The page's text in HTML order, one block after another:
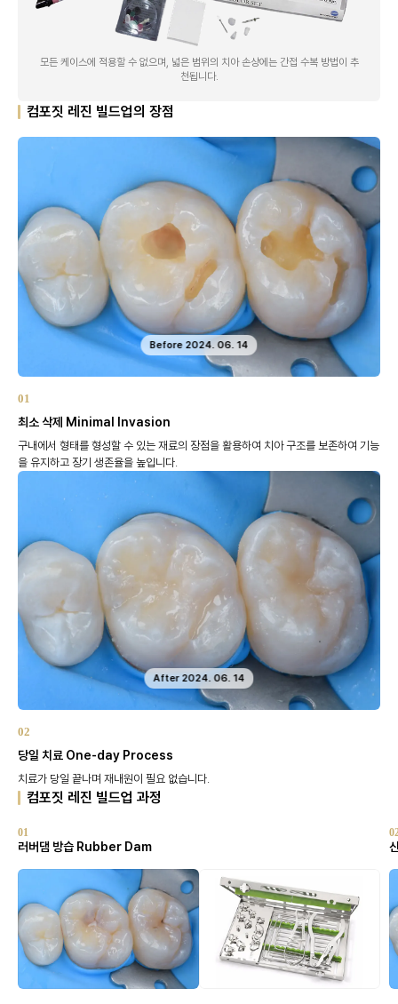
모든 케이스에 적용할 수 없으며, 넓은 범위의 치아 손상에는 간접 수복 방법이 추
천됩니다.
컴포짓 레진 빌드업의 장점
Before 2024. 06. 14
01
최소 삭제 Minimal Invasion
구내에서 형태를 형성할 수 있는 재료의 장점을 활용하여 치아 구조를 보존하여 기능
을 유지하고 장기 생존율을 높입니다.
After 2024. 06. 14
02
당일 치료 One-day Process
치료가 당일 끝나며 재내원이 필요 없습니다.
컴포짓 레진 빌드업 과정
01
러버댐 방습 Rubber Dam